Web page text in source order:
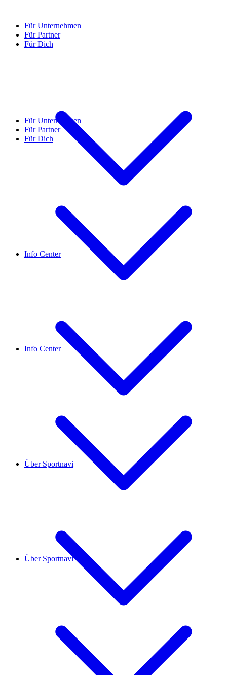
Für Unternehmen
Für Partner
Für Dich
Info Center
Über Sportnavi
Für Unternehmen
Für Partner
Für Dich
Info Center
Über Sportnavi